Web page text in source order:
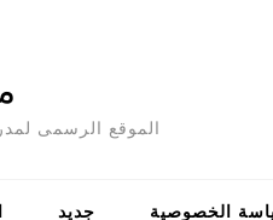
الموقع الرسمى
الخصوصية جديد